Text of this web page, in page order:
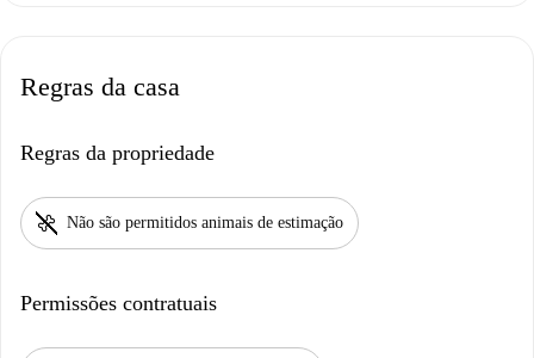
Regras da casa
Regras da propriedade
pet_supplies Não são permitidos animais de estimação
Permissões contratuais